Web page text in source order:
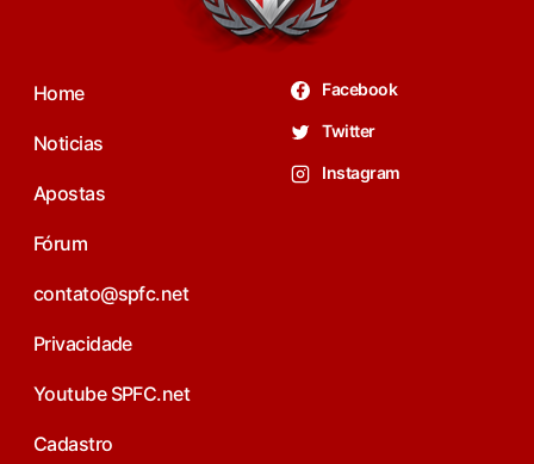
Home
Noticias
Apostas
Fórum
contato@spfc.net
Privacidade
Youtube SPFC.net
Cadastro
Facebook
Twitter
Instagram